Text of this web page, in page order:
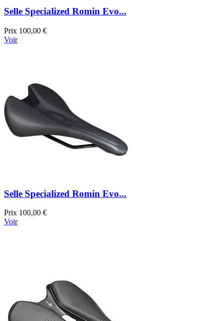
Selle Specialized Romin Evo...
Prix 100,00 €
Voir
Selle Specialized Romin Evo...
Prix 100,00 €
Voir